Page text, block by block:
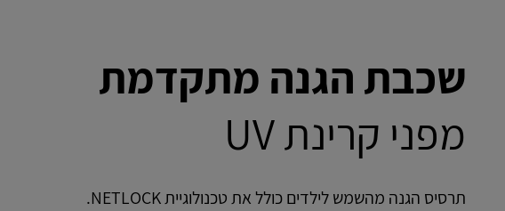
שכבת הגנה מתקדמת
מפני קרינת UV
תרסיס הגנה מהשמש לילדים כולל את טכנולוגיית NETLOCK.